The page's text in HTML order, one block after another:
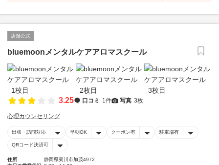
店舗公式
bluemoonメンタルケアアロマスクール
3.25 口コミ 1件 写真 3枚
心理カウンセリング
出張・訪問対応 早朝OK クーポン有 駐車場有
QRコード決済可
住所
静岡県菊川市加茂4972